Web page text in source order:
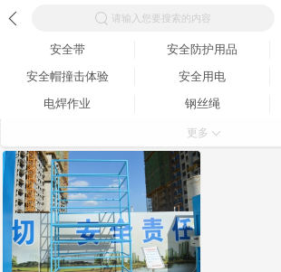
请输入您要搜索的内容
安全带 安全防护用品
安全帽撞击体验
安全用电
电焊作业
钢丝绳
平衡木
墙体倾倒体验区
不锈钢
更多